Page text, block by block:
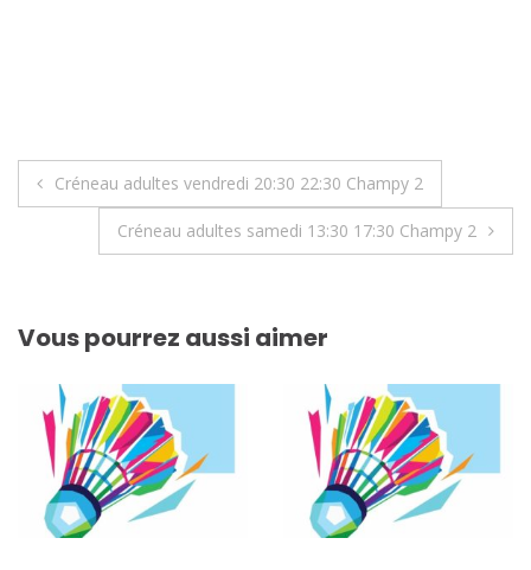
Navigation
Créneau adultes vendredi 20:30 22:30 Champy 2
Créneau adultes samedi 13:30 17:30 Champy 2
Vous pourrez aussi aimer